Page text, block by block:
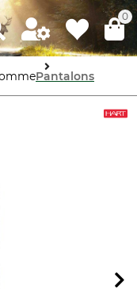
0
Pantalons